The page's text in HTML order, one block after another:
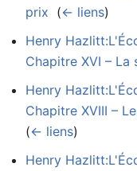
prix (← liens)
Henry
Chapitre XVI –
Henry
Chapitre XVIII –
(← liens)
Henry